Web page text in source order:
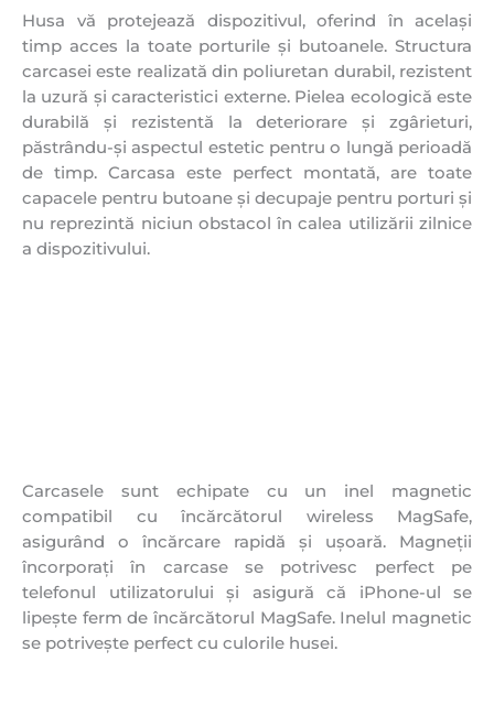
Husa vă protejează dispozitivul, oferind în același
timp acces la toate porturile și butoanele. Structura
carcasei este realizată din poliuretan durabil, rezistent
la uzură și caracteristici externe. Pielea ecologică este
durabilă și rezistentă la deteriorare și zgârieturi,
păstrându-și aspectul estetic pentru o lungă perioadă
de timp. Carcasa este perfect montată, are toate
capacele pentru butoane și decupaje pentru porturi și
nu reprezintă niciun obstacol în calea utilizării zilnice
a dispozitivului.
Carcasele sunt echipate cu un inel magnetic
compatibil cu încărcătorul wireless MagSafe,
asigurând o încărcare rapidă și ușoară. Magneții
încorporați în carcase se potrivesc perfect pe
telefonul utilizatorului și asigură că iPhone-ul se
lipește ferm de încărcătorul MagSafe. Inelul magnetic
se potrivește perfect cu culorile husei.